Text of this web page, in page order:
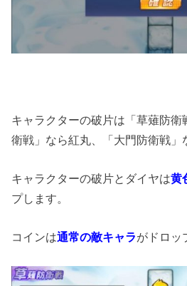
キャラクターの破片は「草薙防衛
衛戦」なら紅丸、「大門防衛戦」
キャラクターの破片とダイヤは黄
プします。
コインは通常の敵キャラがドロッ